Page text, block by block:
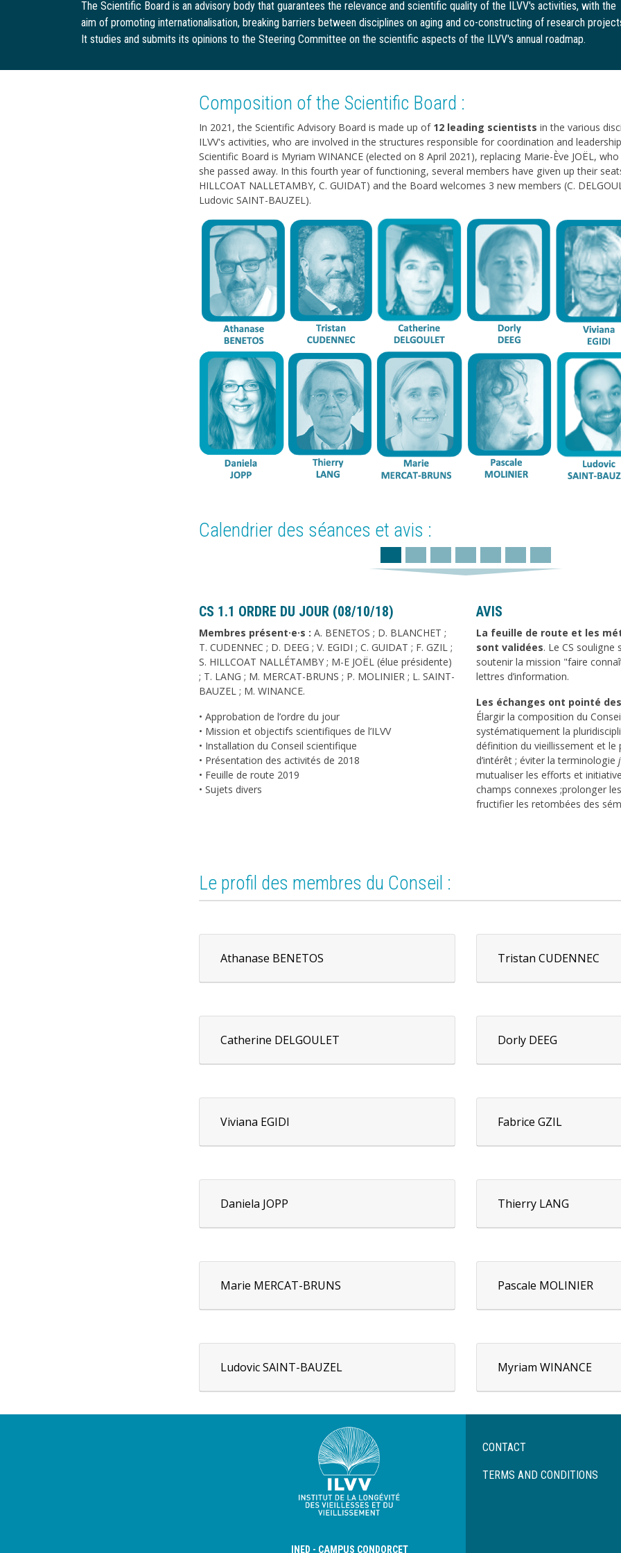
The Scientific Board is an advisory body that guarantees the relevance and scientific quality of the ILVV's activities, with the
aim of promoting internationalisation, breaking barriers between disciplines on aging and co-constructing of research
It studies and submits its opinions to the Steering Committee on the scientific aspects of the ILVV's annual roadmap.
Composition of the Scientific Board :
In 2021, the Scientific Advisory Board is made up of 12 leading scientists in the various
ILVV's activities, who are involved in the structures responsible for coordination and
Scientific Board is Myriam WINANCE (elected on 8 April 2021), replacing Marie-Ève JOËL,
she passed away. In this fourth year of functioning, several members have given up their
HILLCOAT NALLETAMBY, C. GUIDAT) and the Board welcomes 3 new members (C.
Ludovic SAINT-BAUZEL).
Calendrier des séances et avis :
CS 1.1 ORDRE DU JOUR (08/10/18)
Membres présent·e·s : A. BENETOS ; D. BLANCHET ;
T. CUDENNEC ; D. DEEG ; V. EGIDI ; C. GUIDAT ; F. GZIL ;
S. HILLCOAT NALLÉTAMBY ; M-E JOËL (élue présidente)
; T. LANG ; M. MERCAT-BRUNS ; P. MOLINIER ; L. SAINT-
BAUZEL ; M. WINANCE.
• Approbation de l’ordre du jour
• Mission et objectifs scientifiques de l’ILVV
• Installation du Conseil scientifique
• Présentation des activités de 2018
• Feuille de route 2019
• Sujets divers
AVIS
La feuille de route et les
sont validées. Le CS souligne
soutenir la mission "faire
lettres d’information.
Les échanges ont pointé
Élargir la composition du
systématiquement la
définition du vieillissement et le
d’intérêt ; éviter la terminologie
mutualiser les efforts et
champs connexes ;prolonger
fructifier les retombées des
Le profil des membres du Conseil :
Athanase BENETOS Tristan CUDENNEC
Catherine DELGOULET Dorly DEEG
Viviana EGIDI Fabrice GZIL
Daniela JOPP Thierry LANG
Marie MERCAT-BRUNS Pascale MOLINIER
Ludovic SAINT-BAUZEL Myriam WINANCE